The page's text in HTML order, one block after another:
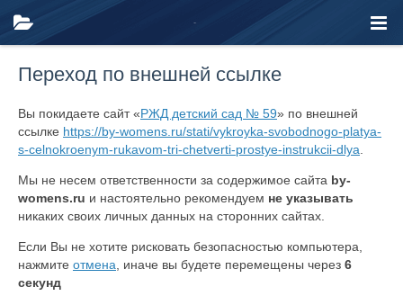
Переход по внешней ссылке
Вы покидаете сайт «РЖД детский сад № 59» по внешней
ссылке https://by-womens.ru/stati/vykroyka-svobodnogo-platya-
s-celnokroenym-rukavom-tri-chetverti-prostye-instrukcii-dlya
Мы не несем ответственности за содержимое сайта by-
womens.ru и настоятельно рекомендуем не указывать
никаких своих личных данных на сторонних сайтах.
Если Вы не хотите рисковать безопасностью компьютера,
нажмите отмена , иначе вы будете перемещены через 6
секунд